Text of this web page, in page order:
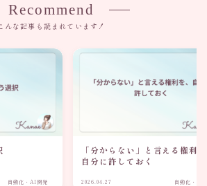
Recommend
んな記事も読まれています！
自動化・AI開発
「分からない」と言える権利
自分に許しておく
2026.04.27 自動化・AI